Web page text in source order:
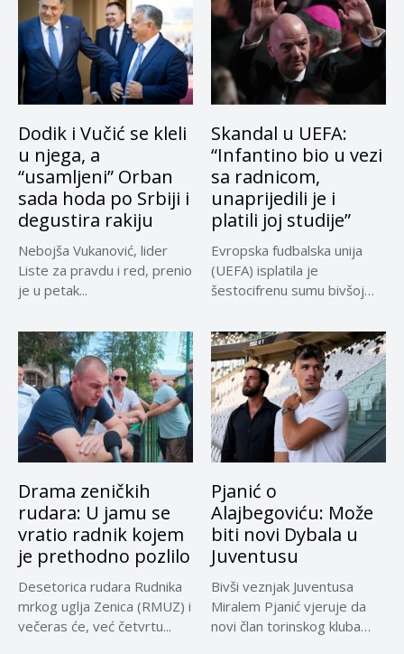
Dodik i Vučić se kleli
u njega, a
“usamljeni” Orban
sada hoda po Srbiji i
degustira rakiju
Nebojša Vukanović, lider
Liste za pravdu i red, prenio
je u petak...
Skandal u UEFA:
“Infantino bio u vezi
sa radnicom,
unaprijedili je i
platili joj studije”
Evropska fudbalska unija
(UEFA) isplatila je
šestocifrenu sumu bivšoj
Drama zeničkih
rudara: U jamu se
vratio radnik kojem
je prethodno pozlilo
Desetorica rudara Rudnika
mrkog uglja Zenica (RMUZ) i
večeras će, već četvrtu...
Pjanić o
Alajbegoviću: Može
biti novi Dybala u
Juventusu
Bivši veznjak Juventusa
Miralem Pjanić vjeruje da
novi član torinskog kluba